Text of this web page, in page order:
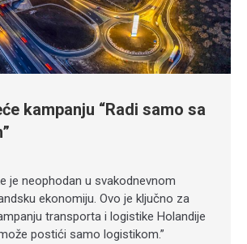
kampanju “Radi samo sa
je neophodan u svakodnevnom
ekonomiju. Ovo je ključno za
transporta i logistike Holandije
postići samo logistikom.”